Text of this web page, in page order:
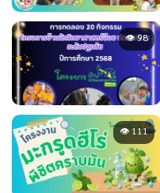
👁 98
👁 111